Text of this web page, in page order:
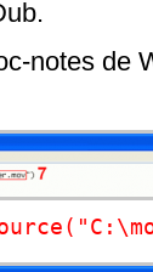
notes de